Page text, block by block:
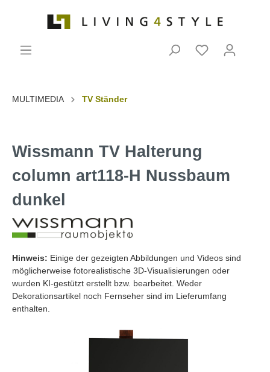
MULTIMEDIA TV Ständer
Wissmann TV Halterung
column art118-H Nussbaum
dunkel
Hinweis: Einige der gezeigten Abbildungen und Videos sind
möglicherweise fotorealistische 3D-Visualisierungen oder
wurden KI-gestützt erstellt bzw. bearbeitet. Weder
Dekorationsartikel noch Fernseher sind im Lieferumfang
enthalten.